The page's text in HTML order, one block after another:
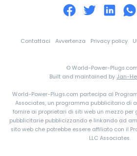
Costa Rica
Danimarca
Dominica
Contattaci Avvertenza Privacy policy
© World-Power-
Built and maintained by Jan-
World-Power-Plugs.com partecipa al
Associates, un programma pubblicitario di
fornire ai proprietari di siti web un mezzo
pubblicitarie pubblicizzando e linkando ad
sito web che potrebbe essere affiliato con il
LLC Associates.